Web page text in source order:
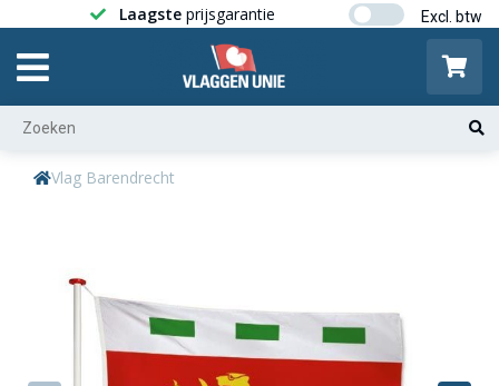
Laagste prijsgarantie Gratis
Vlag Barendrecht